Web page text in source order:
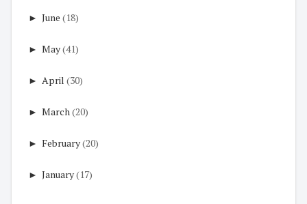
► June (18)
► May(41)
► April (30)
► March(20)
► February(20)
► January(17)